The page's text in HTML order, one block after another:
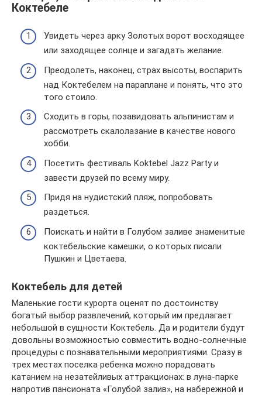
Коктебеле
Увидеть через арку Золотых ворот восходящее
или заходящее солнце и загадать желание.
Преодолеть, наконец, страх высоты, воспарить
над Коктебелем на параплане и понять, что это
того стоило.
Сходить в горы, позавидовать альпинистам и
рассмотреть скалолазание в качестве нового
хобби.
Посетить фестиваль Koktebel Jazz Party и
завести друзей по всему миру.
Придя на нудистский пляж, попробовать
раздеться.
Поискать и найти в Голубом заливе знаменитые
коктебельские камешки, о которых писали
Пушкин и Цветаева.
Коктебель для детей
Маленькие гости курорта оценят по достоинству
богатый выбор развлечений, который им предлагает
небольшой в сущности Коктебель. Да и родители будут
довольны возможностью совместить водно-солнечные
процедуры с познавательными мероприятиями. Сразу в
трех местах поселка ребенка можно порадовать
катанием на незатейливых аттракционах: в луна-парке
напротив пансионата «Голубой залив», на набережной и